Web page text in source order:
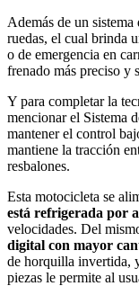
Además de un
ruedas, el cual brinda
o de emergencia en
frenado más preciso y
Y para completar la
mencionar el Sistema
mantener el control
mantiene la tracción
resbalones.
Esta motocicleta se
está refrigerada por
velocidades. Del
digital con mayor
de horquilla invertida,
piezas le permite al